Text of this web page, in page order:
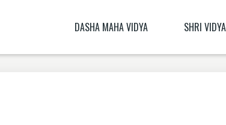
DASHA MAHA VIDYA SHRI